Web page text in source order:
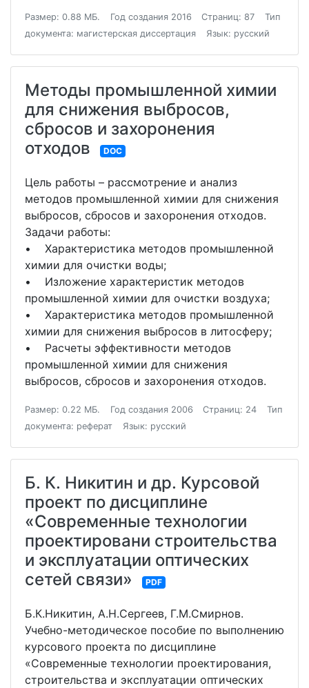
Размер: 0.88 МБ. Год создания 2016 Страниц: 87
Тип
документа: магистерская диссертация
Язык: русский
Методы промышленной химии
для снижения выбросов,
сбросов и захоронения
отходов
DOC
Цель работы – рассмотрение и анализ
методов промышленной химии для снижения
выбросов, сбросов и захоронения отходов.
Задачи работы:
• Характеристика методов промышленной
химии для очистки воды;
• Изложение характеристик методов
промышленной химии для очистки воздуха;
• Характеристика методов промышленной
химии для снижения выбросов в литосферу;
• Расчеты эффективности методов
промышленной химии для снижения
выбросов, сбросов и захоронения отходов.
Размер: 0.22 МБ. Год создания 2006 Страниц: 24
Тип
документа: реферат
Язык: русский
Б. К. Никитин и др. Курсовой
проект по дисциплине
«Современные технологии
проектировани строительства
и эксплуатации оптических
сетей связи»
PDF
Б.К.Никитин, А.Н.Сергеев, Г.М.Смирнов.
Учебно-методическое пособие по выполнению
курсового проекта по дисциплине
«Современные технологии проектирования,
строительства и эксплуатации оптических